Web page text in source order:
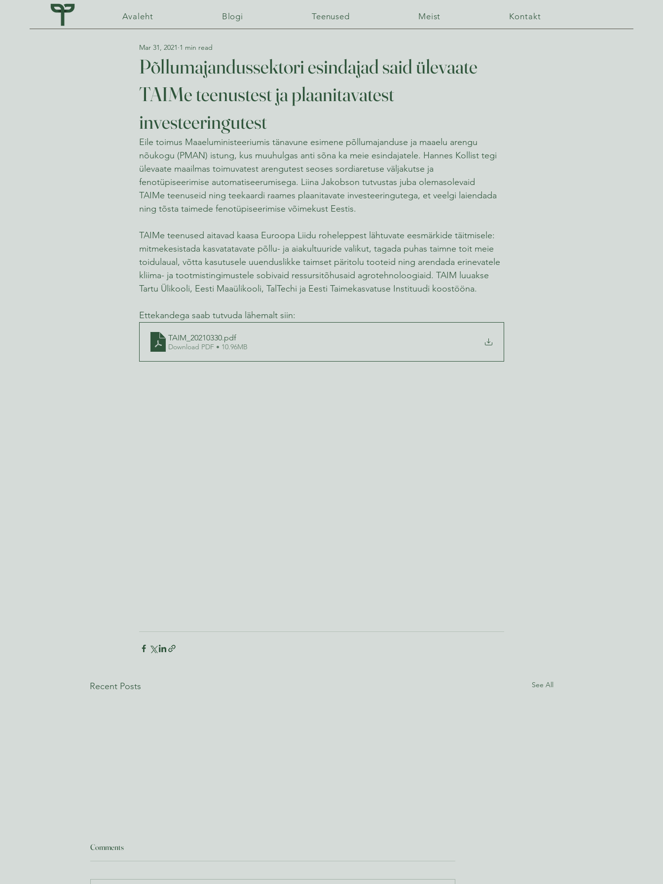
Avaleht Blogi Teenused Meist Kontakt
Põllumajandussektori esindajad said ülevaate
TAIMe teenustest ja plaanitavatest
investeeringutest
Mar 31, 2021 1 min read
Eile toimus Maaeluministeeriumis tänavune esimene põllumajanduse ja maaelu arengu
nõukogu (PMAN) istung, kus muuhulgas anti sõna ka meie esindajatele. Hannes Kollist tegi
ülevaate maailmas toimuvatest arengutest seoses sordiaretuse väljakutse ja
fenotüpiseerimise automatiseerumisega. Liina Jakobson tutvustas juba olemasolevaid
TAIMe teenuseid ning teekaardi raames plaanitavate investeeringutega, et veelgi laiendada
ning tõsta taimede fenotüpiseerimise võimekust Eestis.
TAIMe teenused aitavad kaasa Euroopa Liidu roheleppest lähtuvate eesmärkide täitmisele:
mitmekesistada kasvatatavate põllu- ja aiakultuuride valikut, tagada puhas taimne toit meie
toidulaual, võtta kasutusele uuenduslikke taimset päritolu tooteid ning arendada erinevatele
kliima- ja tootmistingimustele sobivaid ressursitõhusaid agrotehnoloogiaid. TAIM luuakse
Tartu Ülikooli, Eesti Maaülikooli, TalTechi ja Eesti Taimekasvatuse Instituudi koostööna.
Ettekandega saab tutvuda lähemalt siin:
TAIM_20210330.pdf
Download PDF • 10.96MB
Recent Posts See All
Comments